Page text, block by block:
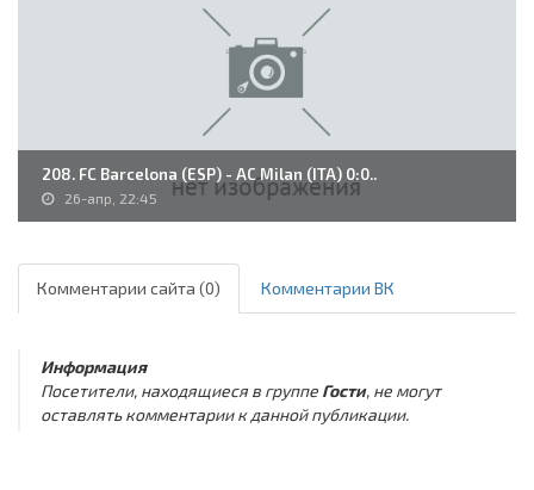
208. FC Barcelona (ESP) - AC Milan (ITA) 0:0..
26-апр, 22:45
Комментарии сайта (0) Комментарии ВК
Информация
Посетители, находящиеся в группе Гости, не могут
оставлять комментарии к данной публикации.